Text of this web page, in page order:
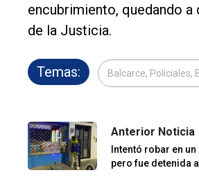
encubrimiento, quedando
de la Justicia.
Temas: Balcarce, Policiales,
Anterior Noticia
Intentó robar en
pero fue detenida